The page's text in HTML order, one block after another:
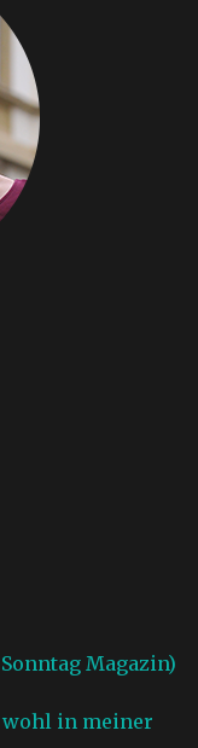
Magazin)
wohl in meiner